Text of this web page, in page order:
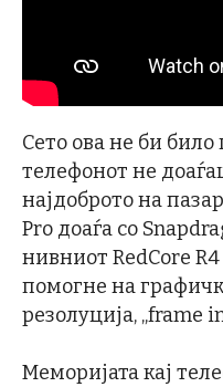
Сето ова не би
телефонот не
најдоброто на
Pro доаѓа со
нивниот RedCore
помогне на
резолуција, „frame
Меморијата кај